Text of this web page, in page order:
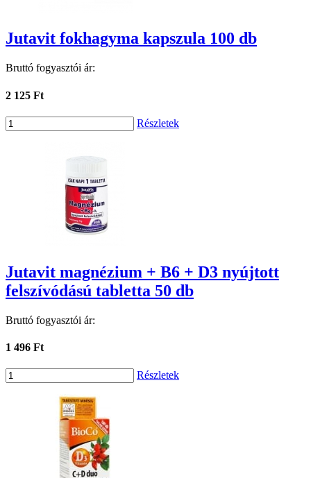
Jutavit fokhagyma kapszula 100 db
Bruttó fogyasztói ár:
2 125 Ft
Részletek
Jutavit magnézium + B6 + D3 nyújtott
felszívódású tabletta 50 db
Bruttó fogyasztói ár:
1 496 Ft
Részletek